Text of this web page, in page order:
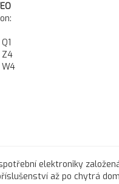
Z4
W4
spotřební elektroniky
až po chytrá